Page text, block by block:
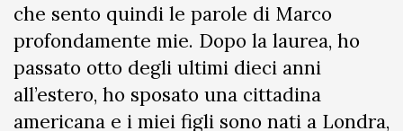
che sento quindi le parole di Marco
profondamente mie. Dopo la laurea, ho
passato otto degli ultimi dieci anni
all’estero, ho sposato una cittadina
americana e i miei figli sono nati a Londra,